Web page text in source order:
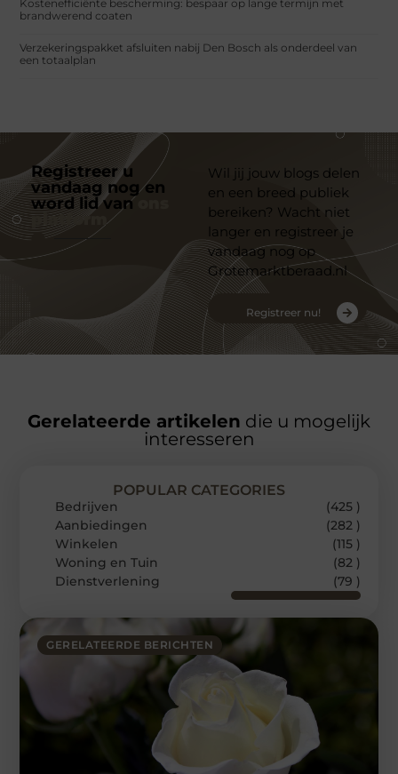
Kostenefficiënte bescherming: bespaar op lange termijn met
brandwerend coaten
Verzekeringspakket afsluiten nabij Den Bosch als onderdeel van
een totaalplan
Registreer u
vandaag nog en
word lid van
platform
Wil jij jouw blogs delen
en een breed publiek
bereiken? Wacht niet
langer en registreer je
vandaag nog op
Grotemarktberaad.nl
Registreer nu!
Gerelateerde artikelen die u mogelijk
interesseren
GERELATEERDE BERICHTEN
POPULAR CATEGORIES
Bedrijven
(425 )
Aanbiedingen
(282 )
Winkelen
(115 )
Woning en Tuin
(82 )
Dienstverlening
(79 )